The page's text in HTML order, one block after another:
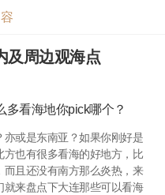
及周边观海点
看海地你pick哪个？
或是东南亚？如果你刚好是
也有很多看海的好地方，比
且还没有南方那么炎热，来
来盘点下大连那些可以看海